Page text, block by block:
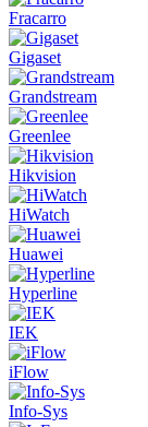
Fracarro
Gigaset
Grandstream
Greenlee
Hikvision
HiWatch
Huawei
Hyperline
IEK
iFlow
Info-Sys